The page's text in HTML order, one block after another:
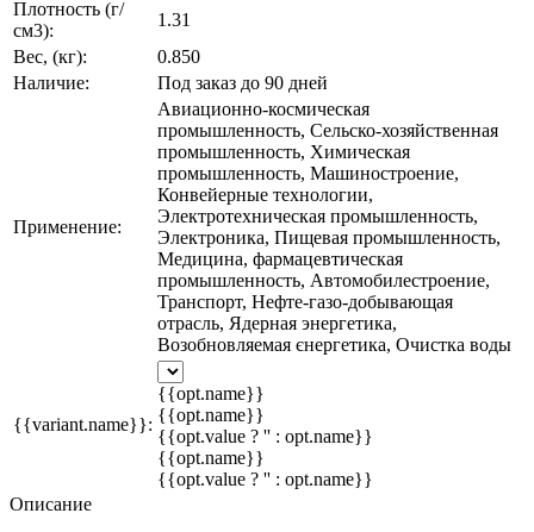
Плотность (г/
см3):
1.31
Вес, (кг):
0.850
Наличие:
Под заказ до 90 дней
Применение:
Авиационно-космическая
промышленность, Сельско-хозяйственная
промышленность, Химическая
промышленность, Машиностроение,
Конвейерные технологии,
Электротехническая промышленность,
Электроника, Пищевая промышленность,
Медицина, фармацевтическая
промышленность, Автомобилестроение,
Транспорт, Нефте-газо-добывающая
отрасль, Ядерная энергетика,
Возобновляемая єнергетика, Очистка воды
{{variant.name}}:
{{opt.name}}
{{opt.name}}
{{opt.value ? '' : opt.name}}
{{opt.name}}
{{opt.value ? '' : opt.name}}
Описание